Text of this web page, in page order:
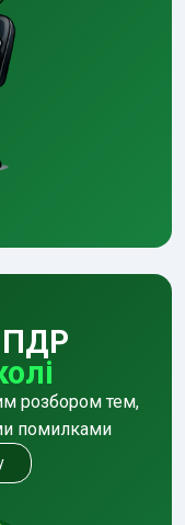
ПДР
розбором тем,
помилками